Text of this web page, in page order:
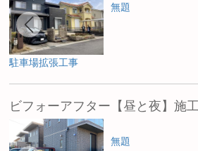
駐車場拡張工事
無題
ビフォーアフター【昼と夜】施
無題